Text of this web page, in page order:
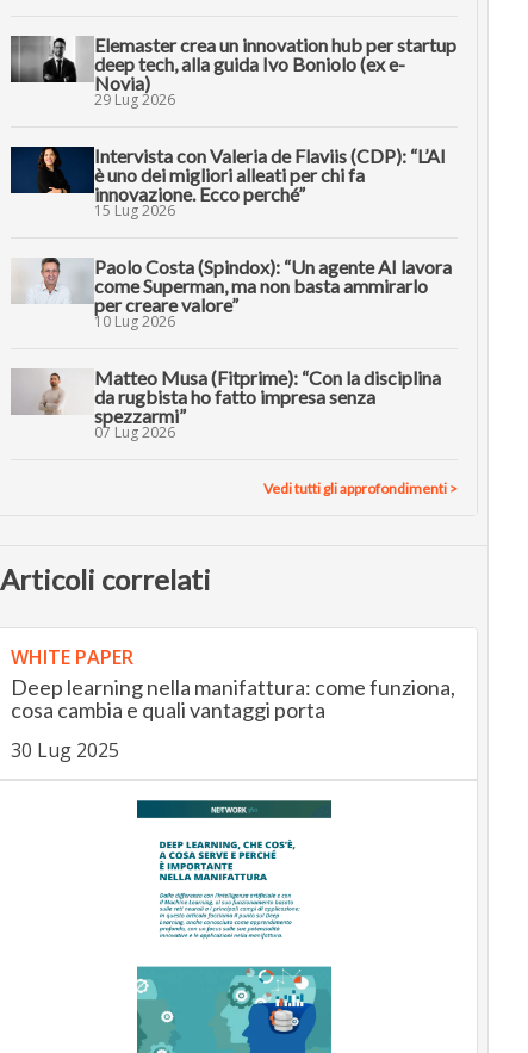
Elemaster crea un innovation hub per startup
deep tech, alla guida Ivo Boniolo (ex e-
Novia)
29 Lug 2026
Intervista con Valeria de Flaviis (CDP): “L’AI
è uno dei migliori alleati per chi fa
innovazione. Ecco perché”
15 Lug 2026
Paolo Costa (Spindox): “Un agente AI lavora
come Superman, ma non basta ammirarlo
per creare valore”
10 Lug 2026
Matteo Musa (Fitprime): “Con la disciplina
da rugbista ho fatto impresa senza
spezzarmi”
07 Lug 2026
Vedi tutti gli approfondimenti >
Articoli correlati
WHITE PAPER
Deep learning nella manifattura: come funziona,
cosa cambia e quali vantaggi porta
30 Lug 2025